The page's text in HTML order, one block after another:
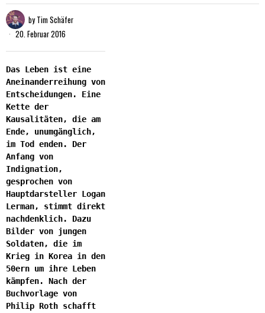
byTim Schäfer
20. Februar 2016
Das Leben ist eine
Aneinanderreihung von
Entscheidungen. Eine
Kette der
Kausalitäten, die am
Ende, unumgänglich,
im Tod enden. Der
Anfang von
Indignation,
gesprochen von
Hauptdarsteller Logan
Lerman, stimmt direkt
nachdenklich. Dazu
Bilder von jungen
Soldaten, die im
Krieg in Korea in den
50ern um ihre Leben
kämpfen. Nach der
Buchvorlage von
Philip Roth schafft